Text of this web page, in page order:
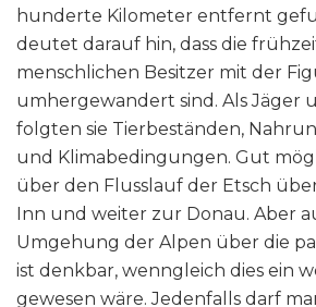
hunderte Kilometer entfernt
deutet darauf hin, dass die
menschlichen Besitzer mit der
umhergewandert sind. Als Jäger
folgten sie Tierbeständen,
und Klimabedingungen. Gut
über den Flusslauf der Etsch
Inn und weiter zur Donau. Aber
Umgehung der Alpen über die
ist denkbar, wenngleich dies ein
gewesen wäre. Jedenfalls darf